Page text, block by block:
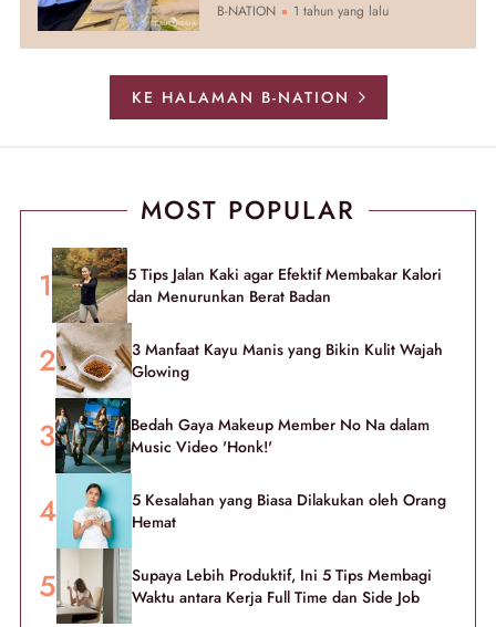
B-NATION 1 tahun yang lalu
KE HALAMAN B-NATION
MOST POPULAR
5 Tips Jalan Kaki agar Efektif Membakar Kalori
dan Menurunkan Berat Badan
3 Manfaat Kayu Manis yang Bikin Kulit Wajah
Glowing
Bedah Gaya Makeup Member No Na dalam
Music Video 'Honk!'
5 Kesalahan yang Biasa Dilakukan oleh Orang
Hemat
Supaya Lebih Produktif, Ini 5 Tips Membagi
Waktu antara Kerja Full Time dan Side Job